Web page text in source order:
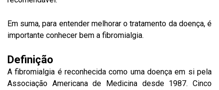
Em suma, para entender melhorar o tratamento da doença, é
importante conhecer bem a fibromialgia.
Definição
A fibromialgia é reconhecida como uma doença em si pela
Associação Americana de Medicina desde 1987. Cinco